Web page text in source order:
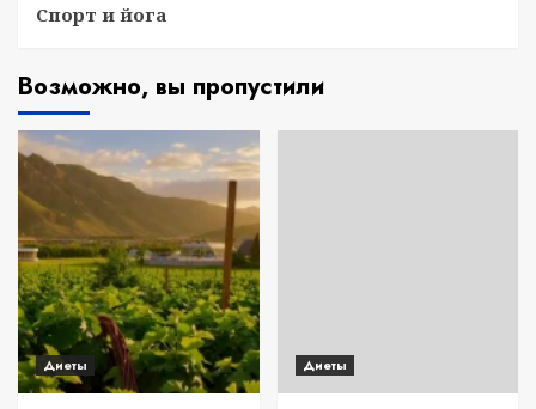
Спорт и йога
Возможно, вы пропустили
Диеты Диеты